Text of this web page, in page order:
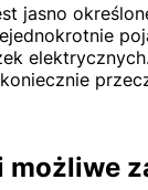
jasno
możliwe